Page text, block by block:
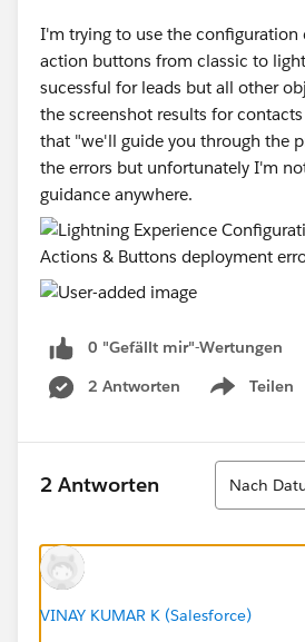
I'm trying to use the configuration
action buttons from classic to
sucessful for leads but all other
the screenshot results for
that "we'll guide you through the
the errors but unfortunately I'm
guidance anywhere.
0 "Gefällt mir"-Wertungen
2 Antworten
Teilen
Show menu
2 Antworten
Sortieren
Nach
VINAY KUMAR K (Salesforce)